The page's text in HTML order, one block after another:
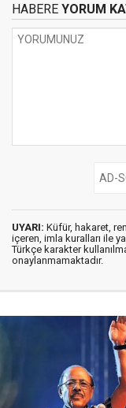
HABERE YORUM
UYARI: Küfür, hakaret,
içeren, imla kuralları ile
Türkçe karakter
onaylanmamaktadır.